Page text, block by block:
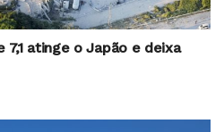
atinge o Japão e deixa